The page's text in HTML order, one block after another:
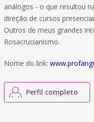
análogos - o que resultou
direção de cursos
Outros de meus grandes
Rosacrucianismo.
Nome do link:
Perfil completo